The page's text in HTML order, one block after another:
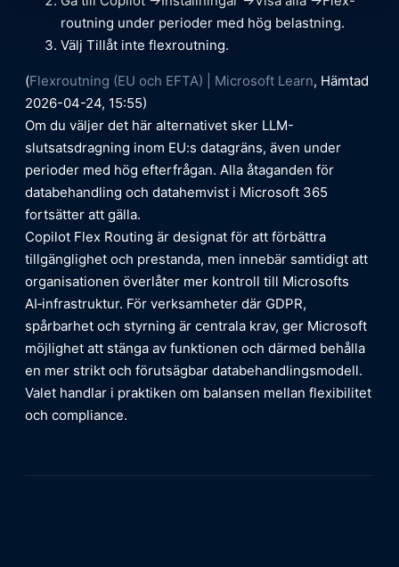
routning under perioder med hög belastning.
Välj Tillåt inte flexroutning.
(Flexroutning (EU och EFTA) | Microsoft Learn, Hämtad
2026-04-24, 15:55)
Om du väljer det här alternativet sker LLM-
slutsatsdragning inom EU:s datagräns, även under
perioder med hög efterfrågan. Alla åtaganden för
databehandling och datahemvist i Microsoft 365
fortsätter att gälla.
Copilot Flex Routing är designat för att förbättra
tillgänglighet och prestanda, men innebär samtidigt att
organisationen överlåter mer kontroll till Microsofts
AI‑infrastruktur. För verksamheter där GDPR,
spårbarhet och styrning är centrala krav, ger Microsoft
möjlighet att stänga av funktionen och därmed behålla
en mer strikt och förutsägbar databehandlingsmodell.
Valet handlar i praktiken om balansen mellan flexibilitet
och compliance.